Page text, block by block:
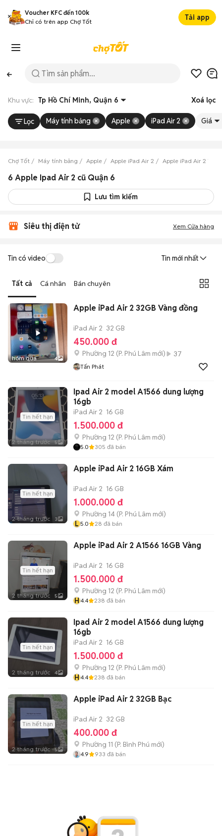
Voucher KFC đến 100k
Chỉ có trên app Chợ Tốt
Tải app
Khu vực: Tp Hồ Chí Minh, Quận 6 Xoá lọc
Lọc Máy tính bảng Apple iPad Air 2 Giá
Chợ Tốt Máy tính bảng Apple Apple iPad Air 2 Apple iPad Air 2 Tp
6 Apple Ipad Air 2 cũ Quận 6
Lưu tìm kiếm
Siêu thị điện tử Xem Cửa hàng
Tin có video Tin mới nhất
Tất cả Cá nhân Bán chuyên
hôm qua 4
Apple iPad Air 2 32GB Vàng đồng
iPad Air 2 32 GB
450.000 đ
Phường 12 (P. Phú Lâm mới) 37
Tấn Phát
Tin hết hạn
2 tháng trước 5
Ipad Air 2 model A1566 dung lượng
16gb
iPad Air 2 16 GB
1.500.000 đ
Phường 12 (P. Phú Lâm mới)
5.0 305 đã bán
Tin hết hạn
2 tháng trước 3
Apple iPad Air 2 16GB Xám
iPad Air 2 16 GB
1.000.000 đ
Phường 14 (P. Phú Lâm mới)
L 5.0 28 đã bán
Tin hết hạn
2 tháng trước 5
Apple iPad Air 2 A1566 16GB Vàng
iPad Air 2 16 GB
1.500.000 đ
Phường 12 (P. Phú Lâm mới)
H4.4 238 đã bán
Tin hết hạn
2 tháng trước 4
Ipad Air 2 model A1566 dung lượng
16gb
iPad Air 2 16 GB
1.500.000 đ
Phường 12 (P. Phú Lâm mới)
H4.4 238 đã bán
Tin hết hạn
2 tháng trước 5
Apple iPad Air 2 32GB Bạc
iPad Air 2 32 GB
400.000 đ
Phường 11 (P. Bình Phú mới)
4.9 933 đã bán